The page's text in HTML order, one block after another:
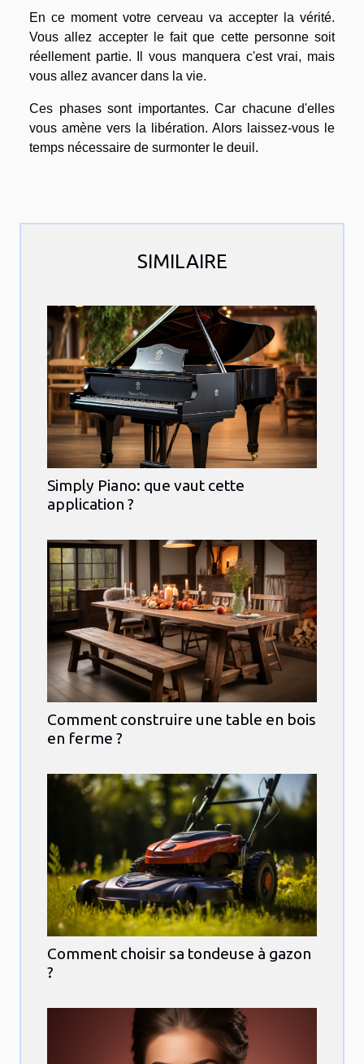
En ce moment votre cerveau va accepter la vérité.
Vous allez accepter le fait que cette personne soit
réellement partie. Il vous manquera c'est vrai, mais
vous allez avancer dans la vie.
Ces phases sont importantes. Car chacune d'elles
vous amène vers la libération. Alors laissez-vous le
temps nécessaire de surmonter le deuil.
SIMILAIRE
Simply Piano: que vaut cette
application ?
Comment construire une table en bois
en ferme ?
Comment choisir sa tondeuse à gazon
?